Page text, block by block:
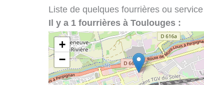
Liste de quelques fourrières ou
Il y a 1 fourrières à Toulouges :
+
−